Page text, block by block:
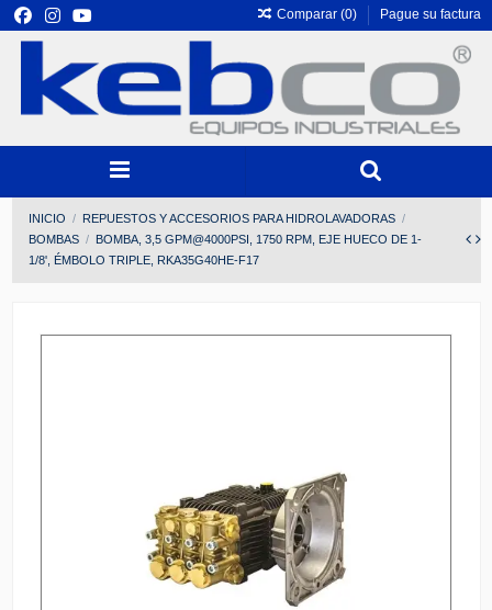
Comparar (0) Pague su factura
INICIO
REPUESTOS Y ACCESORIOS PARA HIDROLAVADORAS
BOMBAS
BOMBA, 3,5 GPM@4000PSI, 1750 RPM, EJE HUECO DE 1-
1/8', ÉMBOLO TRIPLE, RKA35G40HE-F17